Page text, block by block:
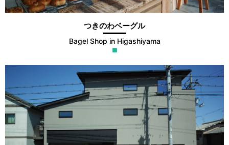
つきのわベーグル
Bagel Shop in Higashiyama
■